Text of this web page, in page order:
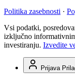
Politika zasebnosti ·
Vsi podatki,
izključno
investiranju. Izvedite
Prijava